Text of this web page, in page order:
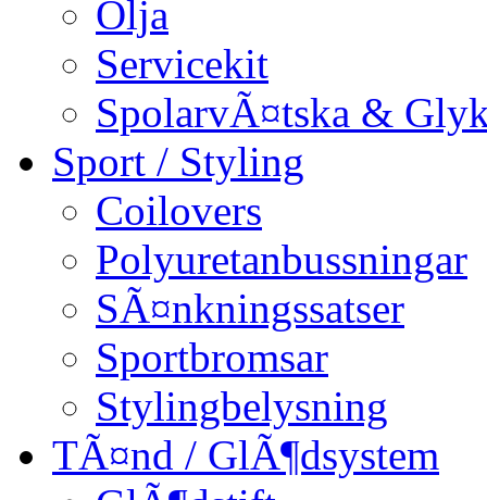
Olja
Servicekit
SpolarvÃ¤tska &
Sport / Styling
Coilovers
Polyuretanbussningar
SÃ¤nkningssatser
Sportbromsar
Stylingbelysning
TÃ¤nd / GlÃ¶dsystem